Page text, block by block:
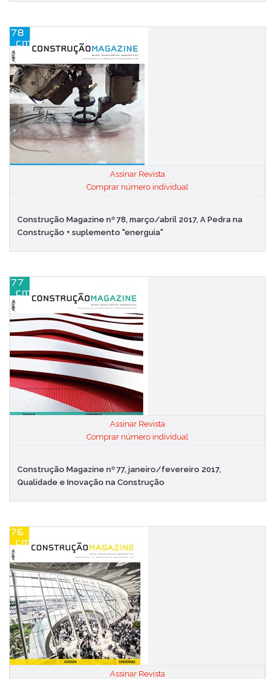
Assinar Revista
Comprar número individual
Construção Magazine nº 78, março/abril 2017, A Pedra na
Construção + suplemento "energuia"
Assinar Revista
Comprar número individual
Construção Magazine nº 77, janeiro/fevereiro 2017,
Qualidade e Inovação na Construção
Assinar Revista